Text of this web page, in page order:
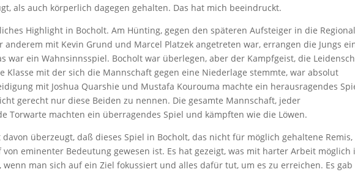
als auch körperlich dagegen gehalten. Das hat mich beeindruckt.
Highlight in Bocholt. Am Hünting, gegen den späteren Aufsteiger in die
anderem mit Kevin Grund und Marcel Platzek angetreten war, errangen die Jungs
war ein Wahnsinnsspiel. Bocholt war überlegen, aber der Kampfgeist, die
Klasse mit der sich die Mannschaft gegen eine Niederlage stemmte, war absolut
mit Joshua Quarshie und Mustafa Kourouma machte ein herausragendes
gerecht nur diese Beiden zu nennen. Die gesamte Mannschaft, jeder
Torwarte machten ein überragendes Spiel und kämpften wie die Löwen.
überzeugt, daß dieses Spiel in Bocholt, das nicht für möglich gehaltene
eminenter Bedeutung gewesen ist. Es hat gezeigt, was mit harter Arbeit möglich
wenn man sich auf ein Ziel fokussiert und alles dafür tut, um es zu erreichen. Es gab